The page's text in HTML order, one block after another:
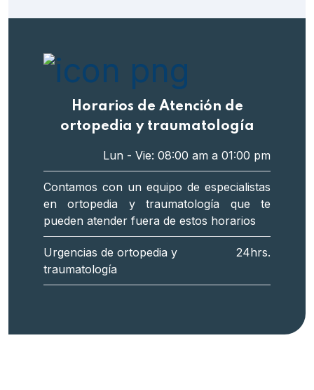
Horarios de Atención de
ortopedia y traumatología
Lun - Vie: 08:00 am a 01:00 pm
Contamos con un equipo de especialistas
en ortopedia y traumatología que te
pueden atender fuera de estos horarios
Urgencias de ortopedia y
traumatología
24hrs.